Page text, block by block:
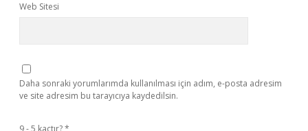
Web Sitesi
Daha sonraki yorumlarımda kullanılması için adım, e-posta adresim
ve site adresim bu tarayıcıya kaydedilsin.
9 - 5 kaçtır?*